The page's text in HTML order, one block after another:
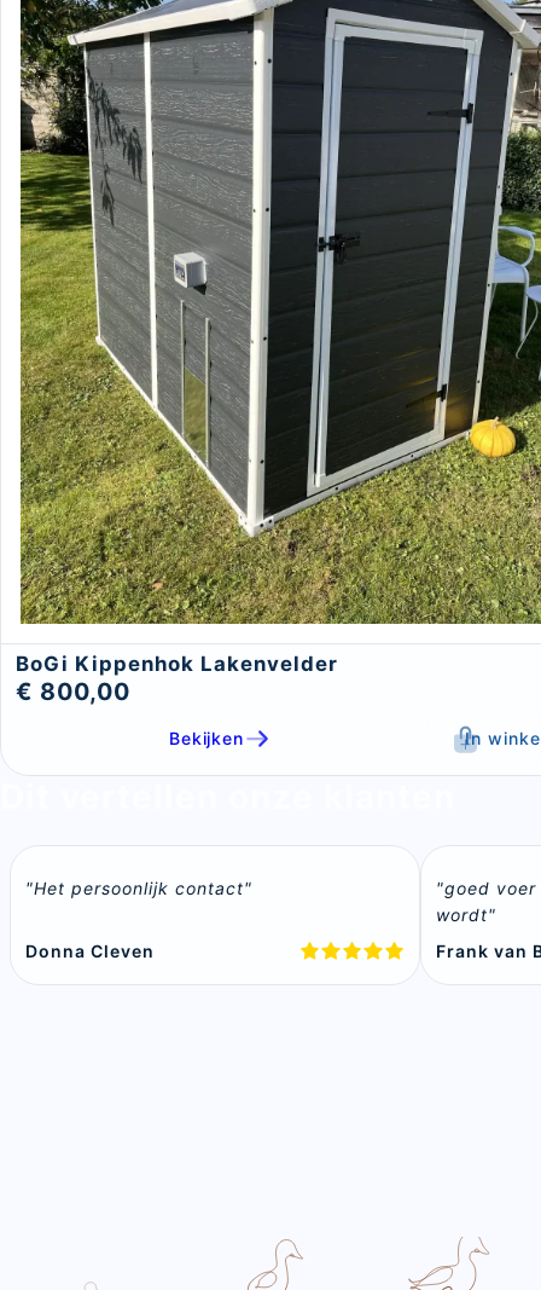
BoGi Kippenhok Lakenvelder
€ 800,00
Bekijken In
"Het persoonlijk contact"
Donna Cleven
"goed
wordt"
Frank van